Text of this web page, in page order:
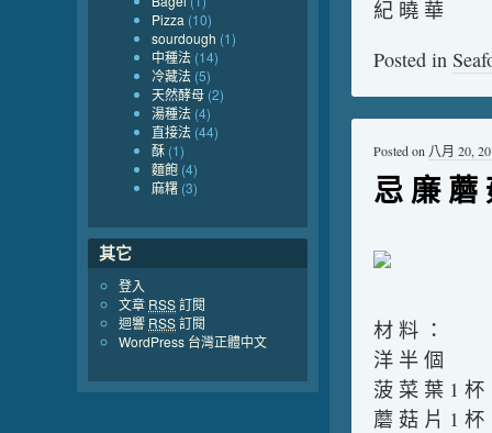
紀 曉 華
Posted in
忌 廉 蘑
Posted on 八月 20,
材 料 ：
洋 半 個
菠 菜 葉 1 杯
蘑 菇 片 1 杯
Pizza (10)
sourdough (1)
中種法 (14)
冷藏法 (5)
天然酵母 (2)
湯種法 (4)
直接法 (44)
酥 (1)
麵飽 (4)
麻糬 (3)
其它
登入
文章 RSS訂閱
迴響 RSS訂閱
WordPress 台灣正體中文